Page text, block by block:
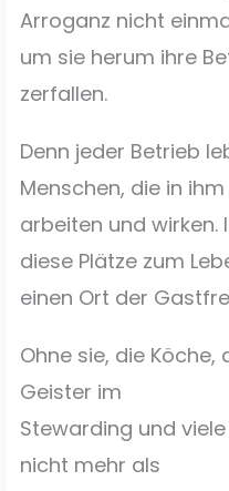
Arroganz nicht
um sie herum ihre
zerfallen.
Denn jeder Betrieb
Menschen, die in ihm
arbeiten und wirken.
diese Plätze zum
einen Ort der
Ohne sie, die Köche,
Geister im
Stewarding und
nicht mehr als